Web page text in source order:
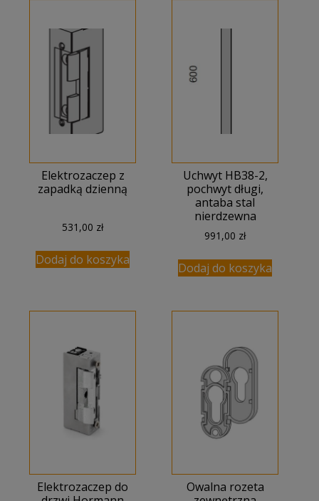
Elektrozaczep z
zapadką dzienną
531,00 zł
Dodaj do koszyka
Uchwyt HB38-2,
pochwyt długi,
antaba stal
nierdzewna
991,00 zł
Dodaj do koszyka
Elektrozaczep do
Owalna rozeta